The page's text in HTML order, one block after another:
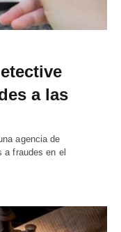
a las
agencia de
a fraudes en el